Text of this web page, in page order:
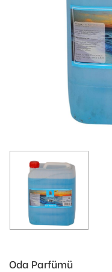
Oda Parfümü